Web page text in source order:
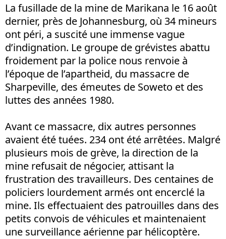
La fusillade de la mine de Marikana le 16 août
dernier, près de Johannesburg, où 34 mineurs
ont péri, a suscité une immense vague
d’indignation. Le groupe de grévistes abattu
froidement par la police nous renvoie à
l’époque de l’apartheid, du massacre de
Sharpeville, des émeutes de Soweto et des
luttes des années 1980.
Avant ce massacre, dix autres personnes
avaient été tuées. 234 ont été arrêtées. Malgré
plusieurs mois de grève, la direction de la
mine refusait de négocier, attisant la
frustration des travailleurs. Des centaines de
policiers lourdement armés ont encerclé la
mine. Ils effectuaient des patrouilles dans des
petits convois de véhicules et maintenaient
une surveillance aérienne par hélicoptère.